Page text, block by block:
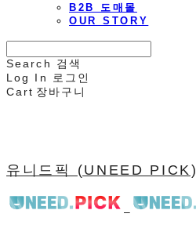
B2B 도매몰
OUR STORY
Search
검색
Log In
로그인
Cart 장바구니
유니드픽 (UNEED PICK)